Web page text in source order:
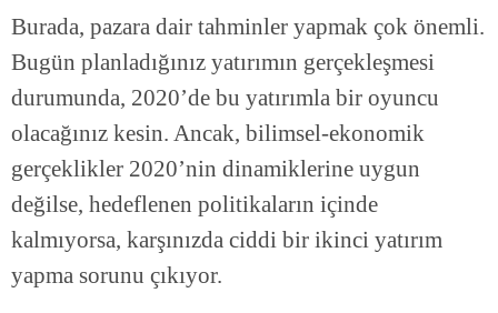
Burada, pazara dair tahminler yapmak çok önemli.
Bugün planladığınız yatırımın gerçekleşmesi
durumunda, 2020’de bu yatırımla bir oyuncu
olacağınız kesin. Ancak, bilimsel-ekonomik
gerçeklikler 2020’nin dinamiklerine uygun
değilse, hedeflenen politikaların içinde
kalmıyorsa, karşınızda ciddi bir ikinci yatırım
yapma sorunu çıkıyor.